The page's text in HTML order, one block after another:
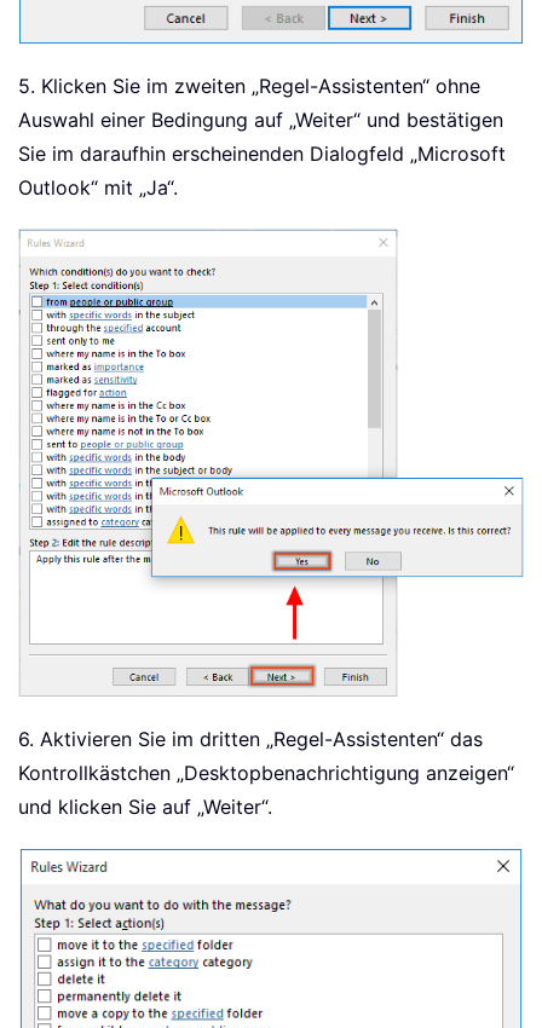
5. Klicken Sie im zweiten „Regel-Assistenten“ ohne
Auswahl einer Bedingung auf „Weiter“ und bestätigen
Sie im daraufhin erscheinenden Dialogfeld „Microsoft
Outlook“ mit „Ja“.
6. Aktivieren Sie im dritten „Regel-Assistenten“ das
Kontrollkästchen „Desktopbenachrichtigung anzeigen“
und klicken Sie auf „Weiter“.